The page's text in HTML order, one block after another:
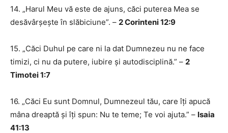
14. „Harul Meu vă este de ajuns, căci puterea Mea se
desăvârșește în slăbiciune”. – 2 Corinteni 12:9
15. „Căci Duhul pe care ni la dat Dumnezeu nu ne face
timizi, ci nu da putere, iubire și autodisciplină.” – 2
Timotei 1:7
16. „Căci Eu sunt Domnul, Dumnezeul tău, care îți apucă
mâna dreaptă și îți spun: Nu te teme; Te voi ajuta.” – Isaia
41:13